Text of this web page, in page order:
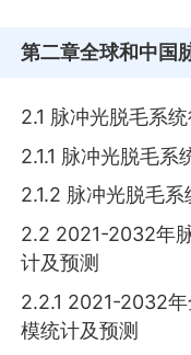
第二章全球和中国
2.1 脉冲光脱毛系
2.1.1 脉冲光脱毛
2.1.2 脉冲光脱毛
2.2 2021-2032年
计及预测
2.2.1 2021-2032
模统计及预测